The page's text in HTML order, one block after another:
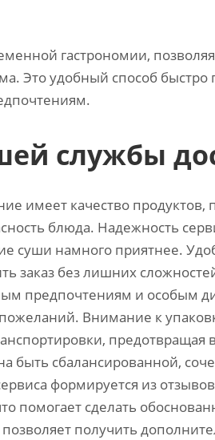
гастрономии‚
Это удобный способ быстро
службы
имеет качество продуктов‚
блюда. Надежность
суши намного приятнее.
заказ без лишних
предпочтениям и особым
Внимание к
сбалансированной‚
формируется из
помогает сделать
получить